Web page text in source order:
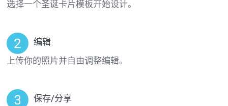
选择一个圣诞卡片模板开始设计。
编辑
上传你的照片并自由调整编辑。
保存/分享